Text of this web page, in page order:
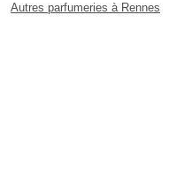
Autres parfumeries à Rennes